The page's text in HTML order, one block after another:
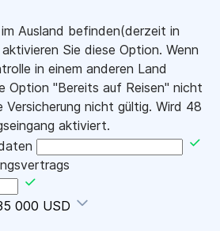
Ausland befinden(derzeit in
Sie diese Option. Wenn
in einem anderen Land
Option "Bereits auf Reisen" nicht
nicht gültig. Wird 48
aktiviert.
000 USD